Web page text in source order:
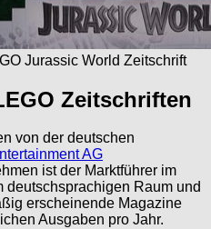
Jurassic World Zeitschrift
Zeitschriften
von der deutschen
AG
ist der Marktführer im
deutschsprachigen Raum und
erscheinende Magazine
Ausgaben pro Jahr.